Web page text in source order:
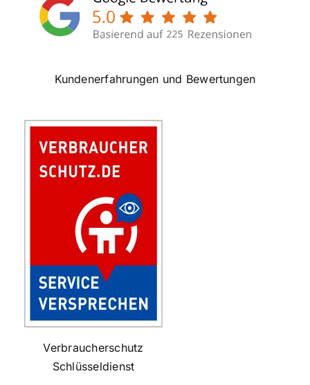
Kundenerfahrungen und Bewertungen
Verbraucherschutz
Schlüsseldienst